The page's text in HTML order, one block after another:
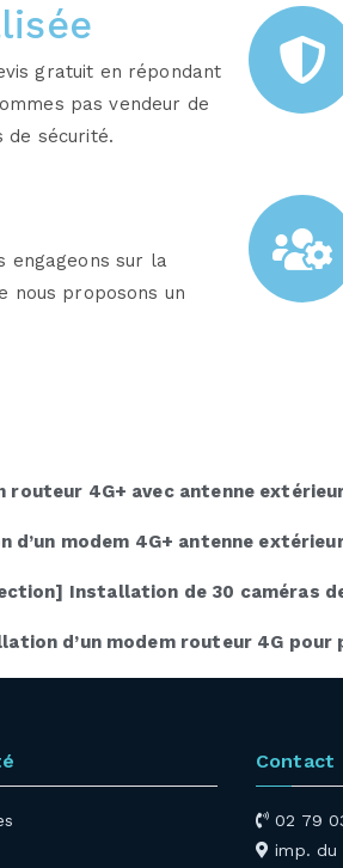
gratuit en répondant
pas vendeur de
de sécurité.
engageons sur la
nous proposons un
4G+ avec antenne
d’un modem 4G+ antenne
Installation de 30 caméras
d’un modem routeur 4G pour
Contact
02 79
imp. du